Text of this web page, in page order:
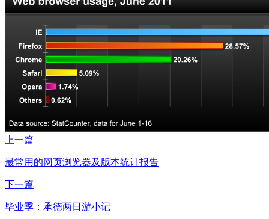
上一篇
最常用的网页浏览器及版本统计报告
下一篇
毕业季：承德两日游小记